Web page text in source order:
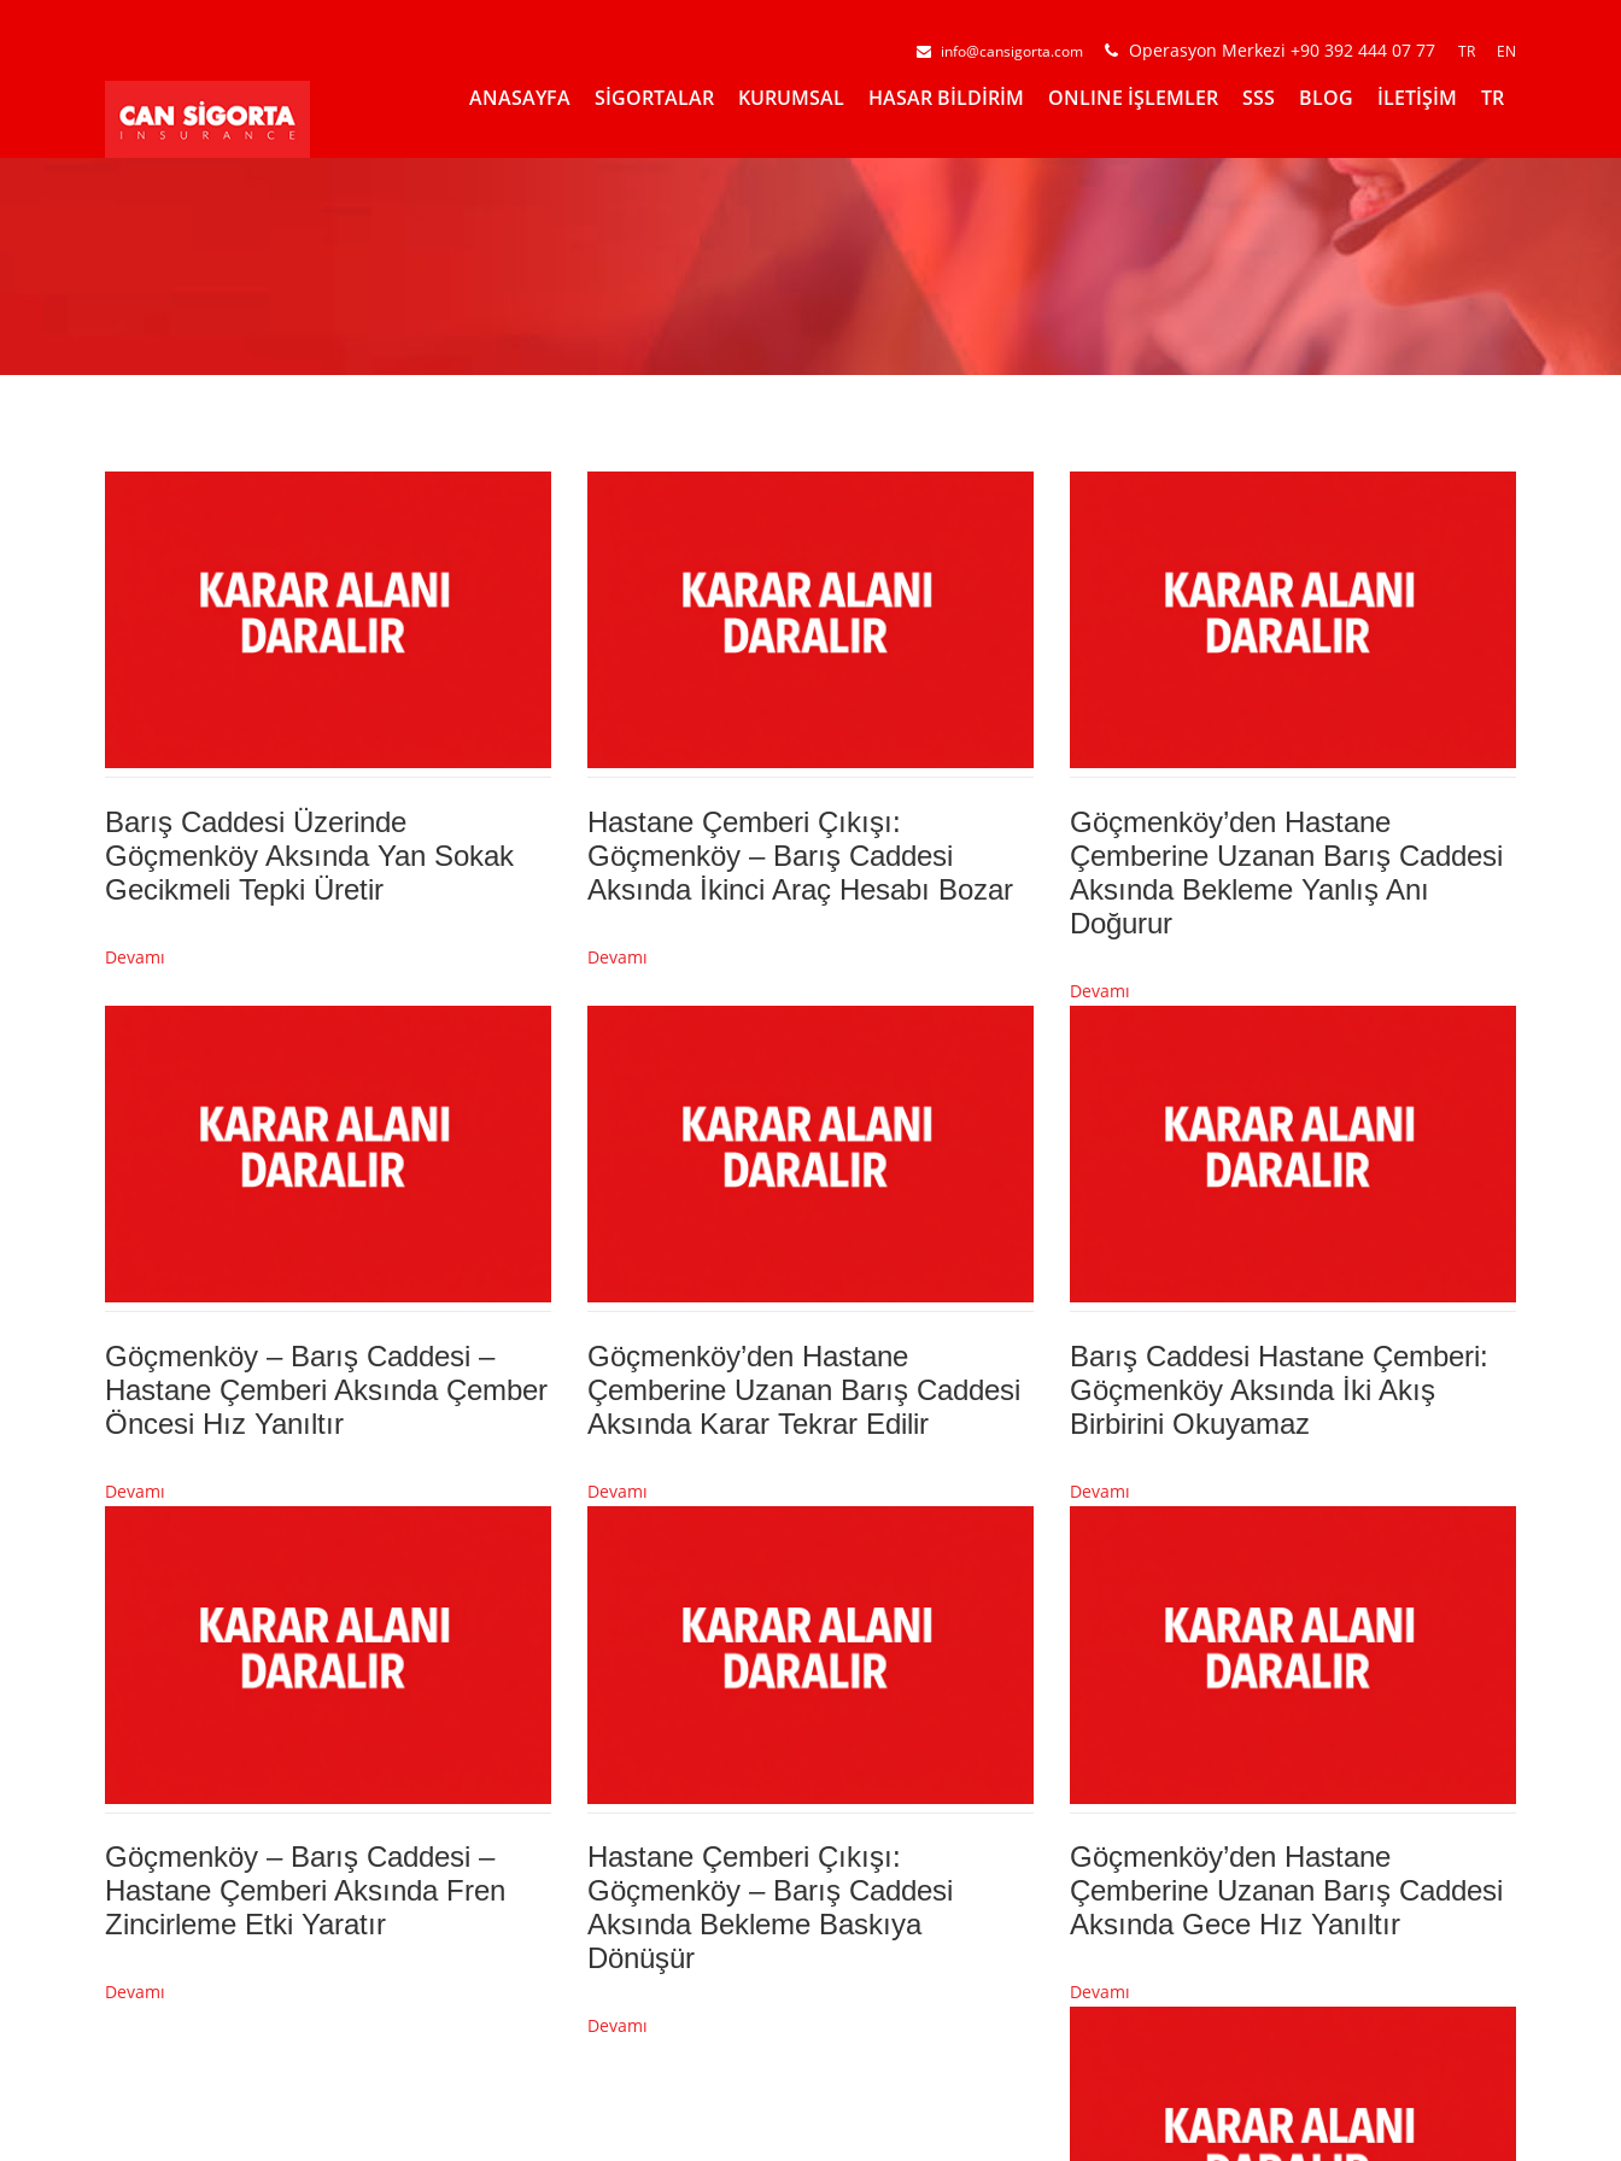
info@cansigorta.com Operasyon Merkezi +90 392 444 07 77 TR EN
ANASAYFA SİGORTALAR KURUMSAL HASAR BİLDİRİM ONLINE İŞLEMLER SSS BLOG İLETİŞİM TR
Barış Caddesi Üzerinde
Göçmenköy Aksında Yan Sokak
Gecikmeli Tepki Üretir
Devamı
Hastane Çemberi Çıkışı:
Göçmenköy – Barış Caddesi
Aksında İkinci Araç Hesabı Bozar
Devamı
Göçmenköy’den Hastane
Çemberine Uzanan Barış Caddesi
Aksında Bekleme Yanlış Anı
Doğurur
Devamı
Göçmenköy – Barış Caddesi –
Hastane Çemberi Aksında Çember
Öncesi Hız Yanıltır
Devamı
Göçmenköy’den Hastane
Çemberine Uzanan Barış Caddesi
Aksında Karar Tekrar Edilir
Devamı
Barış Caddesi Hastane Çemberi:
Göçmenköy Aksında İki Akış
Birbirini Okuyamaz
Devamı
Göçmenköy – Barış Caddesi –
Hastane Çemberi Aksında Fren
Zincirleme Etki Yaratır
Devamı
Hastane Çemberi Çıkışı:
Göçmenköy – Barış Caddesi
Aksında Bekleme Baskıya
Dönüşür
Devamı
Göçmenköy’den Hastane
Çemberine Uzanan Barış Caddesi
Aksında Gece Hız Yanıltır
Devamı